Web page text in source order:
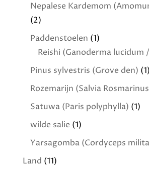
Nepalese Kardemom
(2)
Paddenstoelen (1)
Reishi (Ganoderma lucidum
Pinus sylvestris (Grove den) (1)
Rozemarijn (Salvia
Satuwa (Paris polyphylla) (1)
wilde salie (1)
Yarsagomba (Cordyceps
Land (11)